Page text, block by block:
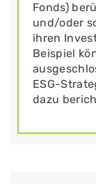
Fonds)
und/oder
ihren
Beispiel
ESG-
dazu